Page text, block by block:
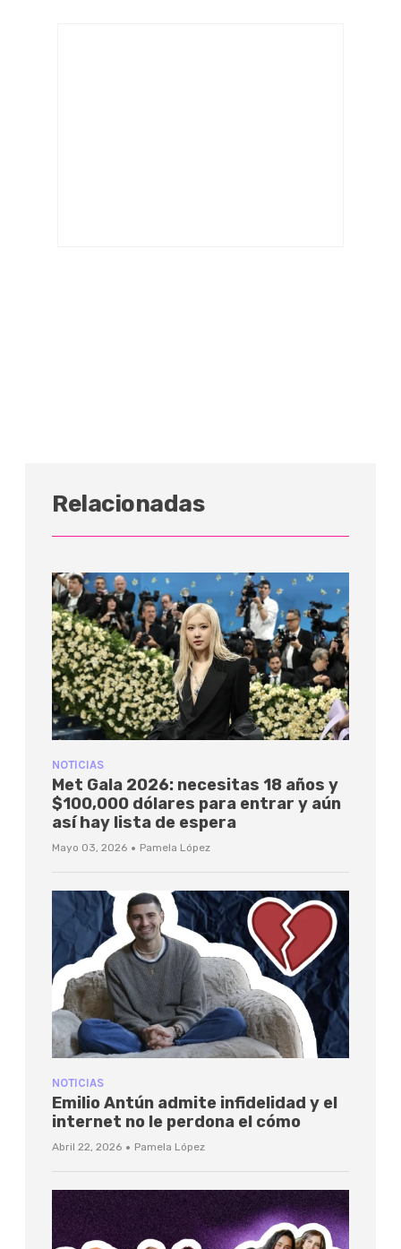
Relacionadas
NOTICIAS
Met Gala 2026: necesitas 18 años y
$100,000 dólares para entrar y aún
así hay lista de espera
Mayo 03, 2026 · Pamela López
NOTICIAS
Emilio Antún admite infidelidad y el
internet no le perdona el cómo
Abril 22, 2026 · Pamela López